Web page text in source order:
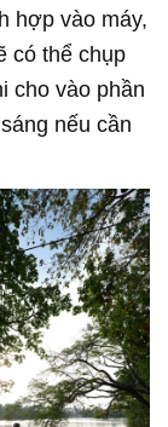
hợp vào máy,
có thể chụp
cho vào phần
nếu cần